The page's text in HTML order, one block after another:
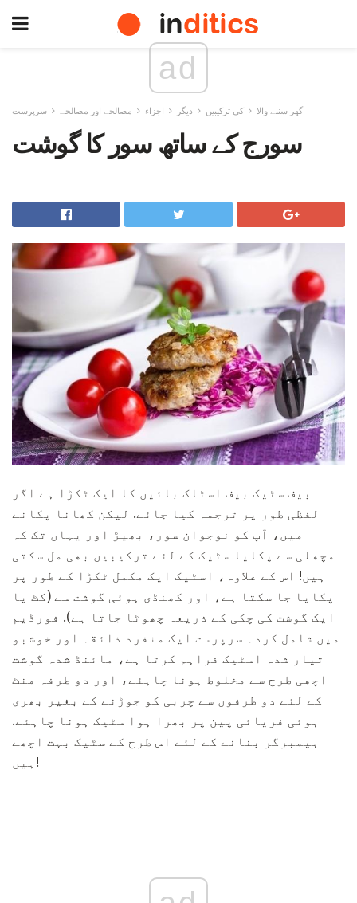
ad
گھر سننے والا کی ترکیبیں دیگر اجزاء مصالحے اور مصالحے سرپرست
سورج کے ساتھ سور کا گوشت
بیف سٹیک بیف اسٹاک بائیں کا ایک ٹکڑا ہے اگر
لفظی طور پر ترجمہ کیا جائے. لیکن کھانا پکانے
میں، آپ کو نوجوان سور، بھیڑ اور یہاں تک کہ
مچھلی سے پکایا سٹیک کے لئے ترکیبیں بھی مل سکتی
ہیں! اس کے علاوہ، اسٹیک ایک مکمل ٹکڑا کے طور پر
پکایا جا سکتا ہے، اور کھنڈی ہوئی گوشت سے (کٹ یا
ایک گوشت کی چکی کے ذریعہ چھوٹا جاتا ہے). فورڈیم
میں شامل کردہ سرپرست ایک منفرد ذائقہ اور خوشبو
تیار شدہ اسٹیک فراہم کرتا ہے، مائنڈ شدہ گوشت
اچھی طرح سے مخلوط ہونا چاہئے، اور دو طرفہ منٹ
کے لئے دو طرفوں سے چربی کو جوڑنے کے بغیر بھری
ہوئی فریائی پین پر بھرا ہوا سٹیک ہونا چاہئے.
ہیمبرگر بنانے کے لئے اس طرح کے سٹیک بہت اچھے
ہیں!